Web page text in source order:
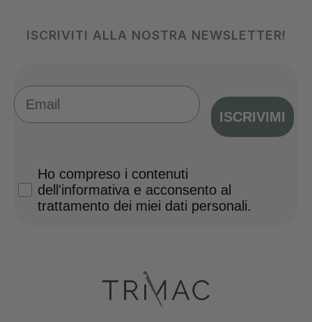
ISCRIVITI ALLA NOSTRA NEWSLETTER!
Email
ISCRIVIMI
Privacy Policy
Ho compreso i contenuti
dell'informativa e acconsento al
trattamento dei miei dati personali.